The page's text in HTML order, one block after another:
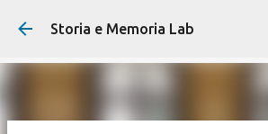
Passa ai contenuti
Storia e Memoria Lab